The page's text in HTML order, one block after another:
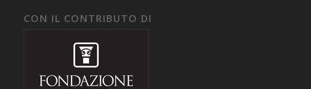
CON IL CONTRIBUTO DI